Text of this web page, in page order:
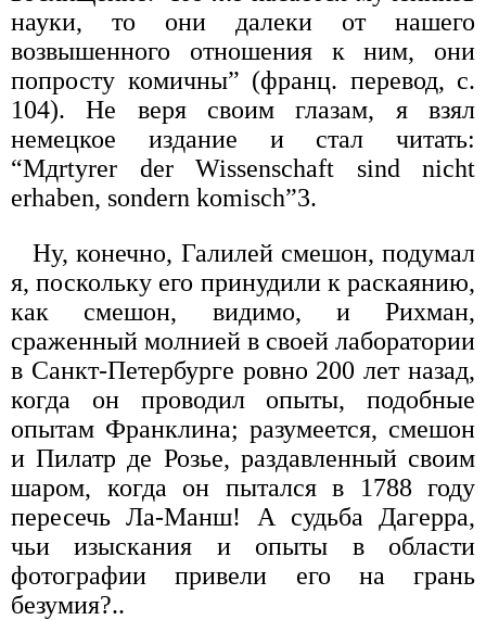
науки, то они далеки от нашего
возвышенного отношения к ним, они
попросту комичны” (франц. перевод, с.
104). Не веря своим глазам, я взял
немецкое издание и стал читать:
“Mдrtyrer der Wissenschaft sind nicht
erhaben, sondern komisch”3.
Ну, конечно, Галилей смешон, подумал
я, поскольку его принудили к раскаянию,
как смешон, видимо, и Рихман,
сраженный молнией в своей лаборатории
в Санкт-Петербурге ровно 200 лет назад,
когда он проводил опыты, подобные
опытам Франклина; разумеется, смешон
и Пилатр де Розье, раздавленный своим
шаром, когда он пытался в 1788 году
пересечь Ла-Манш! А судьба Дагерра,
чьи изыскания и опыты в области
фотографии привели его на грань
безумия?..